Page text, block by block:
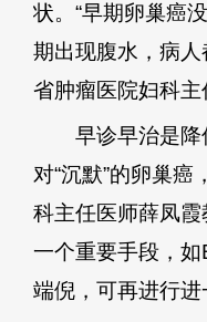
状。“早期卵巢癌
期出现腹水，病
省肿瘤医院妇科主
早诊早治是降
对“沉默”的卵巢
科主任医师薛凤
一个重要手段，
端倪，可再进行进